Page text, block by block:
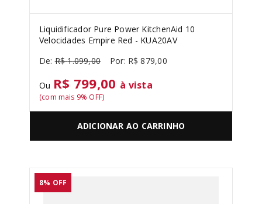
Liquidificador Pure Power KitchenAid 10
Velocidades Empire Red - KUA20AV
R$ 1.099,00 R$ 879,00
Ou R$ 799,00 à vista
(com mais 9% OFF)
ADICIONAR AO CARRINHO
8% OFF